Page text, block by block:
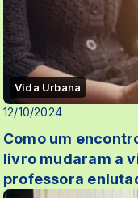
Vida Urbana
12/10/2024
Como um
livro mudaram a
professora